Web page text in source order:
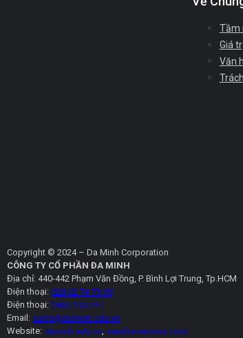
Tầm
Giá
Văn
Copyright © 2024 – Da Minh Corporation
CÔNG TY CỔ PHẦN ĐA MINH
Địa chỉ: 440-442 Phạm Văn Đồng, P. Bình Lợi Trung, Tp.HCM
Điện thoại: 028 62 74 79 99
Điện thoại: 0963 130 247
Email: sales@daminh.edu.vn
Website: daminh.edu.vn, sieuthimamnon.com